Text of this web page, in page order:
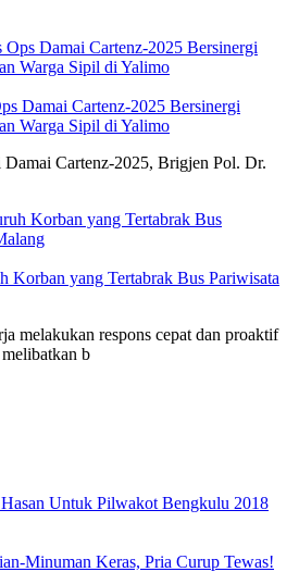
Damai Cartenz-2025 Bersinergi
Warga Sipil di Yalimo
Damai Cartenz-2025, Brigjen Pol. Dr.
Korban yang Tertabrak Bus Pariwisata
melakukan respons cepat dan proaktif
b
Untuk Pilwakot Bengkulu 2018
Minuman Keras, Pria Curup Tewas!